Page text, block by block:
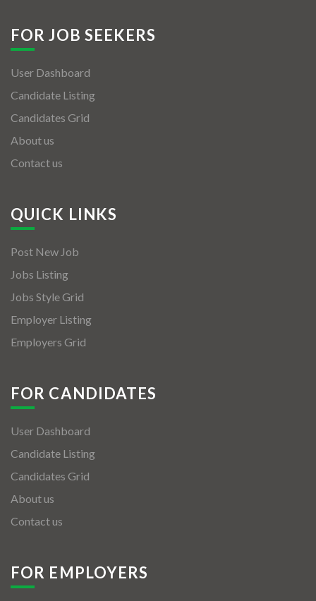
FOR JOB SEEKERS
User Dashboard
Candidate Listing
Candidates Grid
About us
Contact us
QUICK LINKS
Post New Job
Jobs Listing
Jobs Style Grid
Employer Listing
Employers Grid
FOR CANDIDATES
User Dashboard
Candidate Listing
Candidates Grid
About us
Contact us
FOR EMPLOYERS